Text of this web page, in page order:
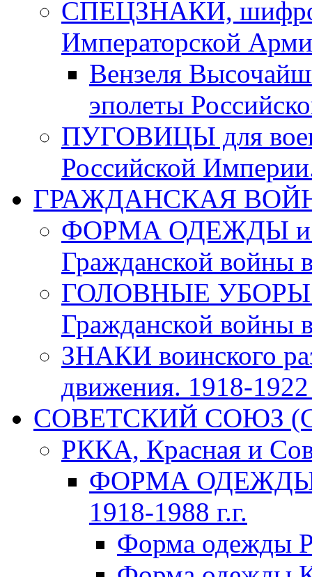
СПЕЦЗНАКИ,
Императорской
Вензеля
эполеты
ПУГОВИЦЫ для
Российской
ГРАЖДАНСКАЯ ВОЙНА
ФОРМА ОДЕЖДЫ и
Гражданской войны
ГОЛОВНЫЕ УБОРЫ
Гражданской войны
ЗНАКИ воинского
движения. 1918-1922
СОВЕТСКИЙ СОЮЗ
РККА, Красная и
ФОРМА ОДЕЖДЫ
1918-1988 г.г.
Форма одежды